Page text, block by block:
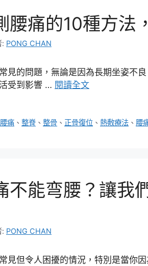
腰痛的10種方法
: PONG CHAN
見的問題，無論是因為長期坐姿不
受到影響 … 閱讀全文
痛 、整脊 、整骨 、 正骨復位 、熱敷療法 、 腰
不能弯腰？讓我
: PONG CHAN
見但令人困擾的情況，特別是當你